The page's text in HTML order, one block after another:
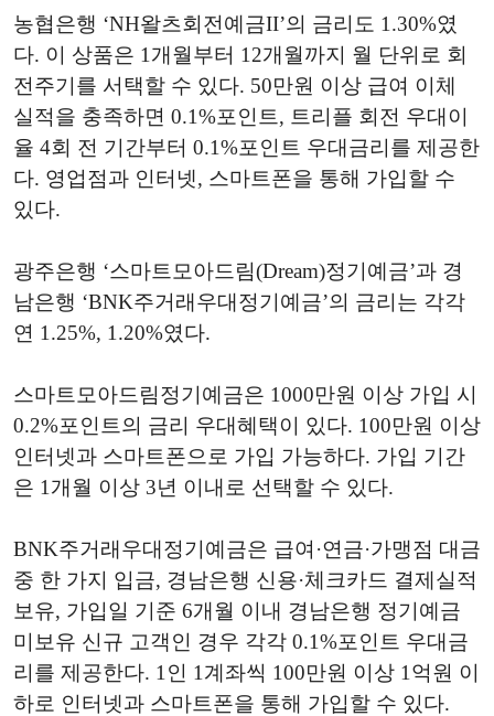
농협은행 ‘NH왈츠회전예금II’의 금리도 1.30%였
다. 이 상품은 1개월부터 12개월까지 월 단위로 회
전주기를 서택할 수 있다. 50만원 이상 급여 이체
실적을 충족하면 0.1%포인트, 트리플 회전 우대이
율 4회 전 기간부터 0.1%포인트 우대금리를 제공한
다. 영업점과 인터넷, 스마트폰을 통해 가입할 수
있다.
광주은행 ‘스마트모아드림(Dream)정기예금’과 경
남은행 ‘BNK주거래우대정기예금’의 금리는 각각
연 1.25%, 1.20%였다.
스마트모아드림정기예금은 1000만원 이상 가입 시
0.2%포인트의 금리 우대혜택이 있다. 100만원 이상
인터넷과 스마트폰으로 가입 가능하다. 가입 기간
은 1개월 이상 3년 이내로 선택할 수 있다.
BNK주거래우대정기예금은 급여·연금·가맹점 대금
중 한 가지 입금, 경남은행 신용·체크카드 결제실적
보유, 가입일 기준 6개월 이내 경남은행 정기예금
미보유 신규 고객인 경우 각각 0.1%포인트 우대금
리를 제공한다. 1인 1계좌씩 100만원 이상 1억원 이
하로 인터넷과 스마트폰을 통해 가입할 수 있다.